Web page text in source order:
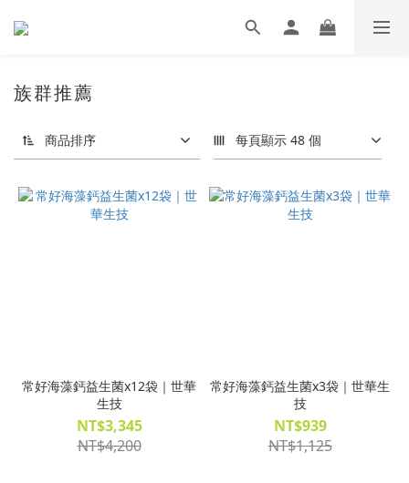
族群推薦
商品排序 每頁顯示 48 個
常好海藻鈣益生菌x12袋｜世華
生技
NT$3,345
NT$4,200
常好海藻鈣益生菌x3袋｜世華生
技
NT$939
NT$1,125